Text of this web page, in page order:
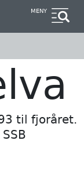
MENY
til fjoråret.